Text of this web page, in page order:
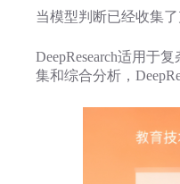
当模型判断已经收集
DeepResearch适用于
集和综合分析，